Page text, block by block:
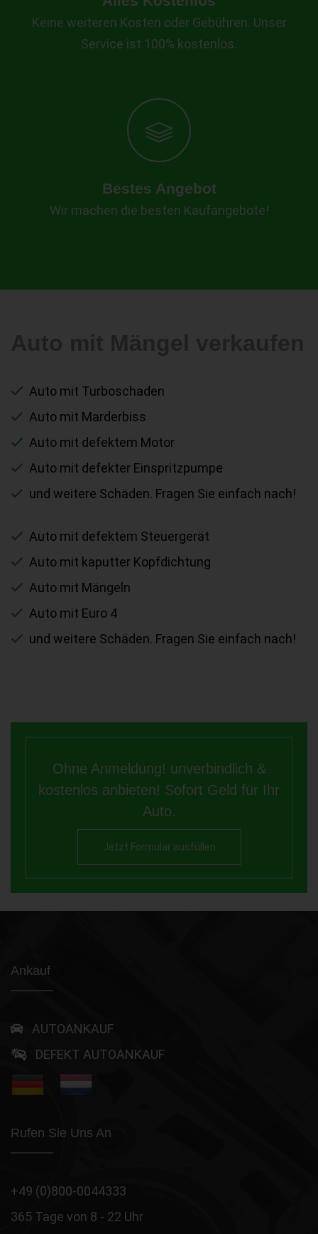
Keine weiteren Kosten oder Gebühren. Unser
Service ist 100% kostenlos.
Bestes Angebot
Wir machen die besten Kaufangebote!
Auto mit Turboschaden
Auto mit Marderbiss
Auto mit defektem Motor
Auto mit defekter Einspritzpumpe
und weitere Schäden. Fragen Sie einfach nach!
Auto mit defektem Steuergerät
Auto mit kaputter Kopfdichtung
Auto mit Mängeln
Auto mit Euro 4
und weitere Schäden. Fragen Sie einfach nach!
Ohne Anmeldung! unverbindlich &
kostenlos anbieten! Sofort Geld für Ihr
Auto.
Jetzt Formular ausfüllen
Ankauf
AUTOANKAUF
DEFEKT AUTOANKAUF
Rufen Sie Uns An
+49 (0)800-0044333
365 Tage von 8 - 22 Uhr